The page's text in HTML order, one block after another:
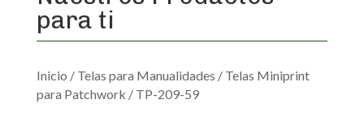
para ti
Inicio / Telas para Manualidades / Telas Miniprint
para Patchwork / TP-209-59